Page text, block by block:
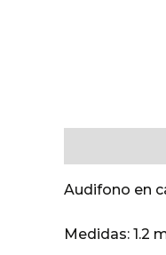
Audifono en
Medidas: 1.2